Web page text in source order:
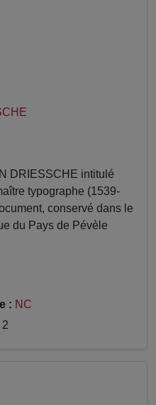
DRIESSCHE intitulé
typographe (1539-
conservé dans le
du Pays de Pévèle
: NC
2